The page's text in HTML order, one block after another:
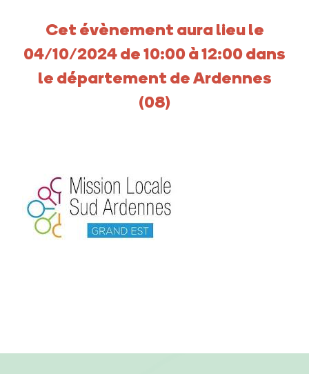
Cet évènement aura lieu le
04/10/2024 de 10:00 à 12:00 dans
le département de Ardennes
(08)